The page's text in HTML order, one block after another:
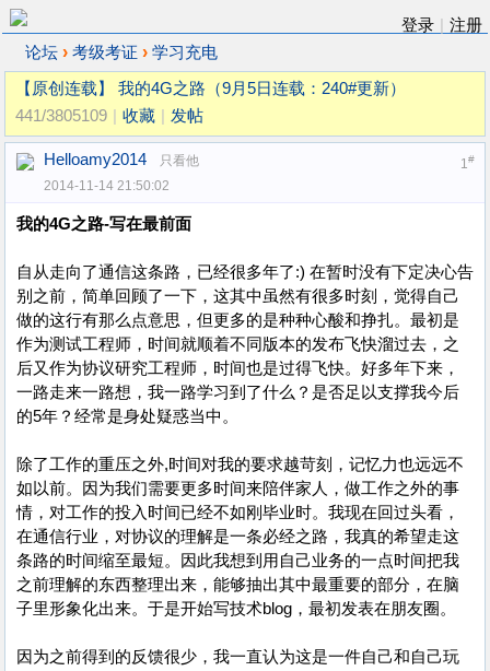
登录
注册
论坛 › 考级考证 › 学习充电
【原创连载】 我的4G之路（9月5日连载：240#更新）
441/3805109
收藏 发帖
1#
Helloamy2014
只看他
2014-11-14 21:50:02
我的4G之路-写在最前面
自从走向了通信这条路，已经很多年了:) 在暂时没有下定决心告
别之前，简单回顾了一下，这其中虽然有很多时刻，觉得自己
做的这行有那么点意思，但更多的是种种心酸和挣扎。最初是
作为测试工程师，时间就顺着不同版本的发布飞快溜过去，之
后又作为协议研究工程师，时间也是过得飞快。好多年下来，
一路走来一路想，我一路学习到了什么？是否足以支撑我今后
的5年？经常是身处疑惑当中。
除了工作的重压之外,时间对我的要求越苛刻，记忆力也远远不
如以前。因为我们需要更多时间来陪伴家人，做工作之外的事
情，对工作的投入时间已经不如刚毕业时。我现在回过头看，
在通信行业，对协议的理解是一条必经之路，我真的希望走这
条路的时间缩至最短。因此我想到用自己业务的一点时间把我
之前理解的东西整理出来，能够抽出其中最重要的部分，在脑
子里形象化出来。于是开始写技术blog，最初发表在朋友圈。
因为之前得到的反馈很少，我一直认为这是一件自己和自己玩